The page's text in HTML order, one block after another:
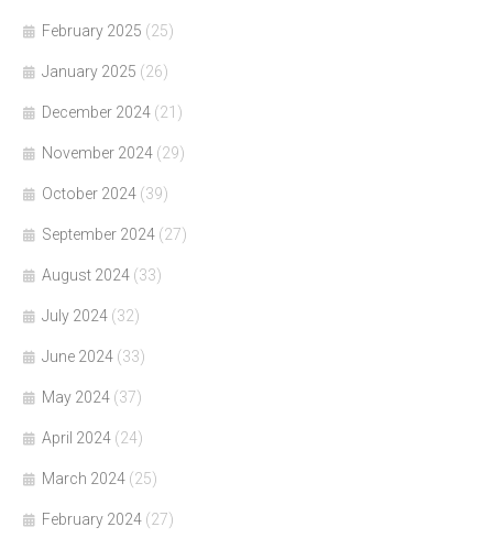
February 2025 (25)
January 2025 (26)
December 2024 (21)
November 2024 (29)
October 2024 (39)
September 2024 (27)
August 2024 (33)
July 2024 (32)
June 2024 (33)
May 2024 (37)
April 2024 (24)
March 2024 (25)
February 2024 (27)